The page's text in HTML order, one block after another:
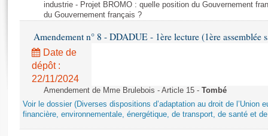
Rapports législatifs
Rapports sur l'application des lois
Baromètre de l’application des lois
Anciennes législatures
industrie - Projet BROMO : quelle position du Gouvernement
du Gouvernement français ?
Amendement n° 8 - DDADUE - 1ère lecture (1ère assemblée
Date de
dépôt :
22/11/2024
Amendement de Mme Brulebois - Article 15 - Tombé
Voir le dossier (Diverses dispositions d’adaptation au droit de l’Union
financière, environnementale, énergétique, de transport, de santé et